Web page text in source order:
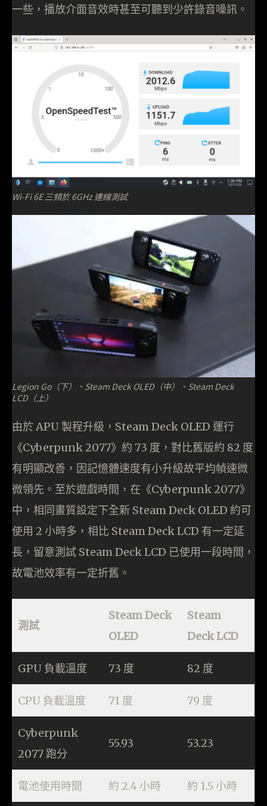
一些，播放介面音效時甚至可聽到少許錄音噪訊。
Wi-Fi 6E 三頻於 6GHz 連線測試
Legion Go（下）、Steam Deck OLED（中）、Steam Deck
LCD（上）
由於 APU 製程升級，Steam Deck OLED 運行
《Cyberpunk 2077》約 73 度，對比舊版約 82 度
有明顯改善，因記憶體速度有小升級故平均幀速微
微領先。至於遊戲時間，在《Cyberpunk 2077》
中，相同畫質設定下全新 Steam Deck OLED 約可
使用 2 小時多，相比 Steam Deck LCD 有一定延
長，留意測試 Steam Deck LCD 已使用一段時間，
故電池效率有一定折舊。
測試
Steam Deck
OLED
Steam
Deck LCD
GPU 負載溫度 73 度 82 度
CPU 負載溫度 71 度 79 度
Cyberpunk
2077 跑分
55.93 53.23
電池使用時間 約 2.4 小時 約 1.5 小時